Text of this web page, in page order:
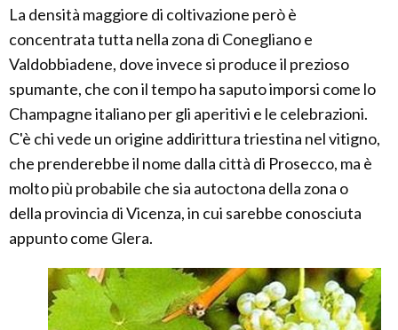
La densità maggiore di coltivazione però è
concentrata tutta nella zona di Conegliano e
Valdobbiadene, dove invece si produce il prezioso
spumante, che con il tempo ha saputo imporsi come lo
Champagne italiano per gli aperitivi e le celebrazioni.
C'è chi vede un origine addirittura triestina nel vitigno,
che prenderebbe il nome dalla città di Prosecco, ma è
molto più probabile che sia autoctona della zona o
della provincia di Vicenza, in cui sarebbe conosciuta
appunto come Glera.